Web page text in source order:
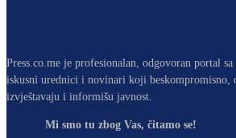
Press.co.me je profesionalan, odgovoran portal
iskusni urednici i novinari koji beskompromisno,
izvještavaju i informišu javnost.
Mi smo tu zbog Vas, čitamo se!